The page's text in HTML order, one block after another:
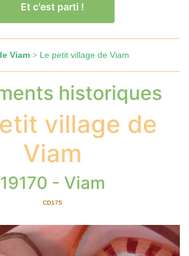
Et c'est parti !
Viam > Le petit village de Viam
historiques
village de
Viam
19170 - Viam
CD175